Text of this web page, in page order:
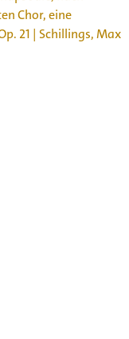
Chor, eine
21 | Schillings, Max